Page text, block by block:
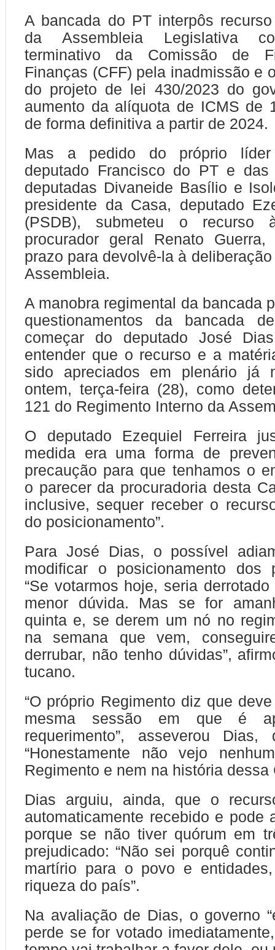
A bancada do PT interpôs
da Assembleia Legislativa
terminativo da Comissão de
Finanças (CFF) pela inadmissão e
do projeto de lei 430/2023 do
aumento da alíquota de ICMS de
de forma definitiva a partir de 2024.
Mas a pedido do próprio
deputado Francisco do PT e das
deputadas Divaneide Basílio e
presidente da Casa, deputado
(PSDB), submeteu o recurso
procurador geral Renato
prazo para devolvê-la à
Assembleia.
A manobra regimental da bancada
questionamentos da bancada
começar do deputado José
entender que o recurso e a
sido apreciados em plenário já
ontem, terça-feira (28), como
121 do Regimento Interno da
O deputado Ezequiel Ferreira
medida era uma forma de
precaução para que tenhamos o
o parecer da procuradoria desta
inclusive, sequer receber o
do posicionamento”.
Para José Dias, o possível
modificar o posicionamento dos
“Se votarmos hoje, seria
menor dúvida. Mas se for
quinta e, se derem um nó no
na semana que vem,
derrubar, não tenho dúvidas”,
tucano.
“O próprio Regimento diz que
mesma sessão em que é
requerimento”, asseverou Dias,
“Honestamente não vejo
Regimento e nem na história dessa
Dias arguiu, ainda, que o
automaticamente recebido e pode
porque se não tiver quórum em
prejudicado: “Não sei porquê
martírio para o povo e
riqueza do país”.
Na avaliação de Dias, o governo
perde se for votado